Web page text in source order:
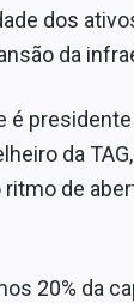
dos
da
é
da
ritmo de
20% da